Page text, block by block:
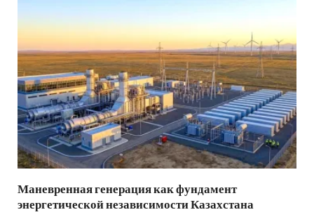
Маневренная генерация как фундамент
энергетической независимости Казахстана